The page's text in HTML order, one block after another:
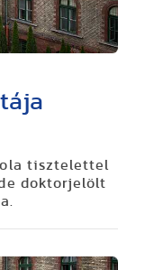
tisztelettel
doktorjelölt